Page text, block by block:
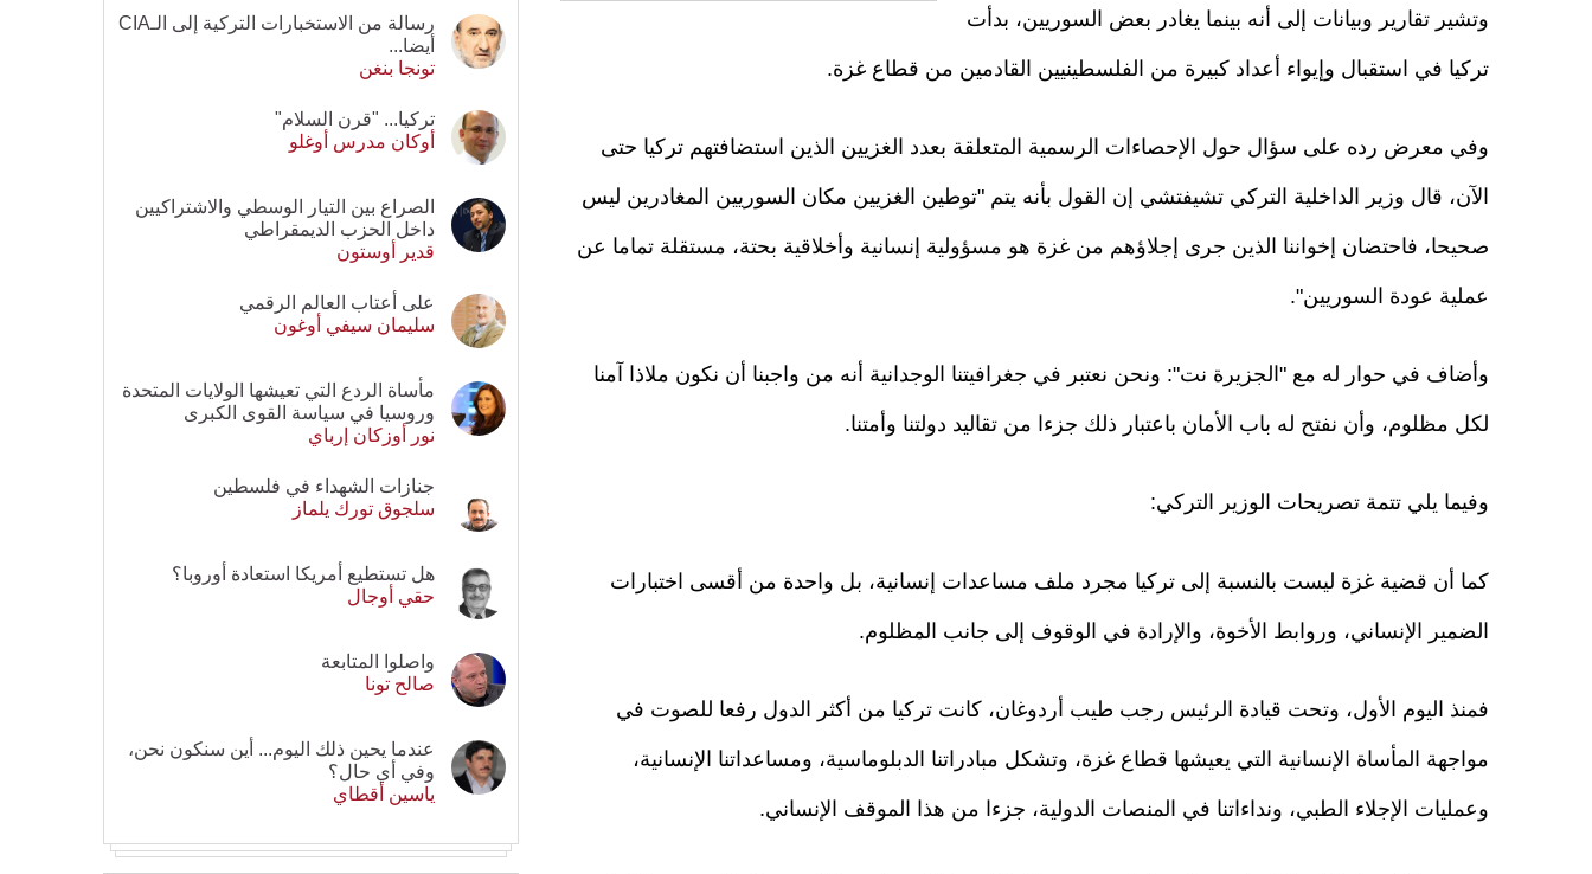
وتشير تقارير وبيانات إلى أنه بينما يغادر بعض السوريين، بدأت
تركيا في استقبال وإيواء أعداد كبيرة من الفلسطينيين القادمين من قطاع غزة.
وفي معرض رده على سؤال حول الإحصاءات الرسمية المتعلقة بعدد الغزيين الذين استضافتهم تركيا حتى
الآن، قال وزير الداخلية التركي تشيفتشي إن القول بأنه يتم "توطين الغزيين مكان السوريين المغادرين ليس
صحيحا، فاحتضان إخواننا الذين جرى إجلاؤهم من غزة هو مسؤولية إنسانية وأخلاقية بحتة، مستقلة تماما عن
عملية عودة السوريين".
وأضاف في حوار له مع "الجزيرة نت": ونحن نعتبر في جغرافيتنا الوجدانية أنه من واجبنا أن نكون ملاذا آمنا
لكل مظلوم، وأن نفتح له باب الأمان باعتبار ذلك جزءا من تقاليد دولتنا وأمتنا.
وفيما يلي تتمة تصريحات الوزير التركي:
كما أن قضية غزة ليست بالنسبة إلى تركيا مجرد ملف مساعدات إنسانية، بل واحدة من أقسى اختبارات
الضمير الإنساني، وروابط الأخوة، والإرادة في الوقوف إلى جانب المظلوم.
فمنذ اليوم الأول، وتحت قيادة الرئيس رجب طيب أردوغان، كانت تركيا من أكثر الدول رفعا للصوت في
مواجهة المأساة الإنسانية التي يعيشها قطاع غزة، وتشكل مبادراتنا الدبلوماسية، ومساعداتنا الإنسانية،
وعمليات الإجلاء الطبي، ونداءاتنا في المنصات الدولية، جزءا من هذا الموقف الإنساني.
رسالة من الاستخبارات التركية إلى الـCIA
أيضا...
تونجا بنغن
تركيا... "قرن السلام"
أوكان مدرس أوغلو
الصراع بين التيار الوسطي والاشتراكيين
داخل الحزب الديمقراطي
قدير أوستون
على أعتاب العالم الرقمي
سليمان سيفي أوغون
مأساة الردع التي تعيشها الولايات المتحدة
وروسيا في سياسة القوى الكبرى
نور أوزكان إرباي
جنازات الشهداء في فلسطين
سلجوق تورك يلماز
هل تستطيع أمريكا استعادة أوروبا؟
حقي أوجال
واصلوا المتابعة
صالح تونا
عندما يحين ذلك اليوم... أين سنكون نحن،
وفي أي حال؟
ياسين أقطاي